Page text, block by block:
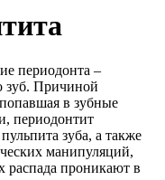
периодонта –
зуб. Причиной
в зубные
периодонтит
зуба, а также
манипуляций,
распада проникают в